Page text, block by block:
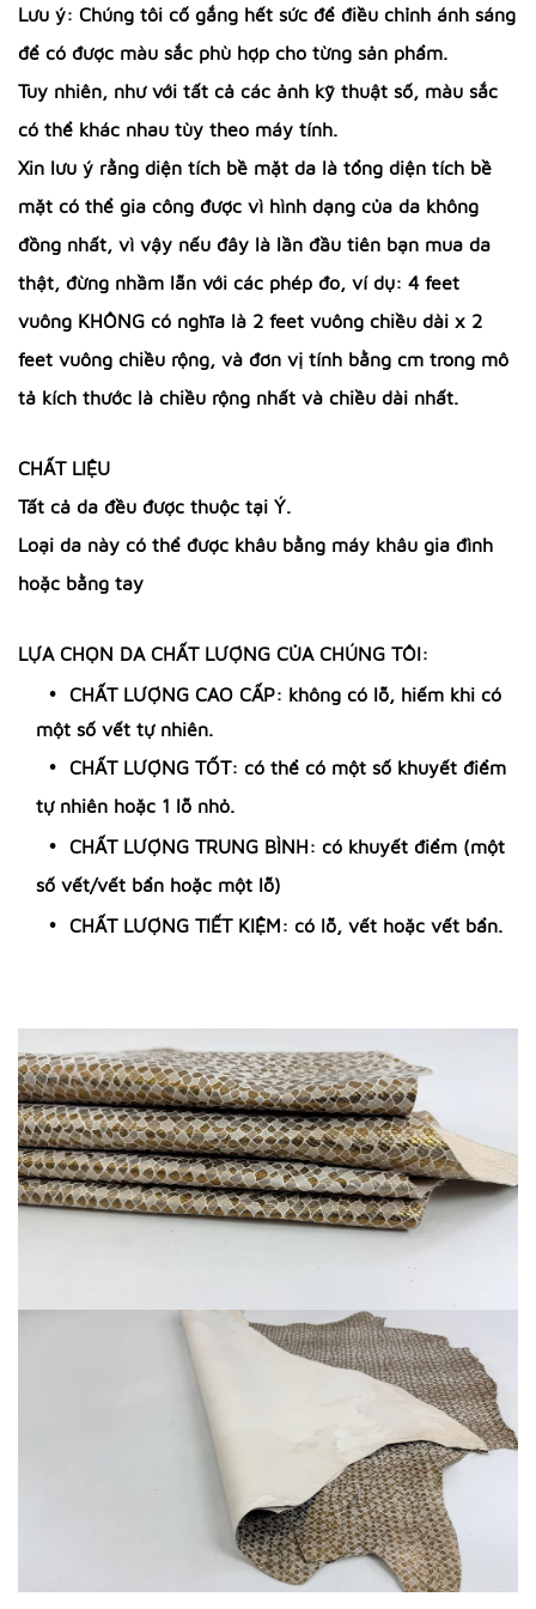
Lưu ý: Chúng tôi cố gắng hết sức để điều chỉnh ánh sáng
để có được màu sắc phù hợp cho từng sản phẩm.
Tuy nhiên, như với tất cả các ảnh kỹ thuật số, màu sắc
có thể khác nhau tùy theo máy tính.
Xin lưu ý rằng diện tích bề mặt da là tổng diện tích bề
mặt có thể gia công được vì hình dạng của da không
đồng nhất, vì vậy nếu đây là lần đầu tiên bạn mua da
thật, đừng nhầm lẫn với các phép đo, ví dụ: 4 feet
vuông KHÔNG có nghĩa là 2 feet vuông chiều dài x 2
feet vuông chiều rộng, và đơn vị tính bằng cm trong mô
tả kích thước là chiều rộng nhất và chiều dài nhất.
CHẤT LIỆU
Tất cả da đều được thuộc tại Ý.
Loại da này có thể được khâu bằng máy khâu gia đình
hoặc bằng tay
LỰA CHỌN DA CHẤT LƯỢNG CỦA CHÚNG TÔI:
CHẤT LƯỢNG CAO CẤP: không có lỗ, hiếm khi có
một số vết tự nhiên.
CHẤT LƯỢNG TỐT: có thể có một số khuyết điểm
tự nhiên hoặc 1 lỗ nhỏ.
CHẤT LƯỢNG TRUNG BÌNH: có khuyết điểm (một
số vết/vết bẩn hoặc một lỗ)
CHẤT LƯỢNG TIẾT KIỆM: có lỗ, vết hoặc vết bẩn.